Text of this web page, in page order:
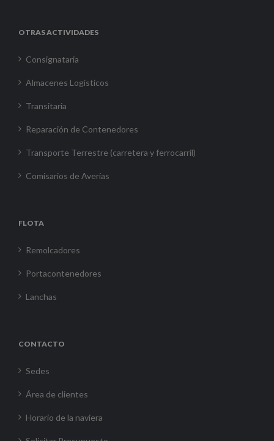
OTRAS ACTIVIDADES
Consignataria
Almacenes Logísticos
Transitaria
Reparación de Contenedores
Transporte Terrestre (carretera y ferrocarril)
Comisarios de Averías
FLOTA
Remolcadores
Portacontenedores
Lanchas
CONTACTO
Sedes
Área de clientes
Horario de la naviera